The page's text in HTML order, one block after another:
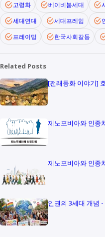
고령화 베이비붐세대
세대연대
세대프레임
프레이밍
한국사회갈등
Related Posts
[전래동화 이야기]
제노포비아와 인종
제노포비아와 인종
인권의 3세대 개념 -